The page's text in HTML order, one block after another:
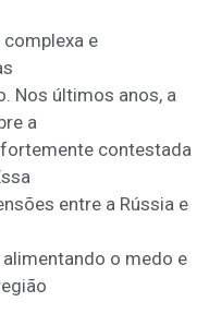
e
Nos últimos anos, a
a
contestada
entre a Rússia e
o medo e